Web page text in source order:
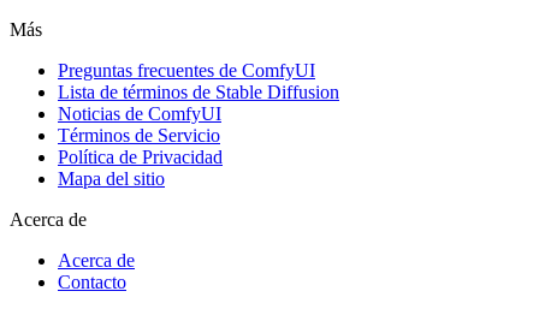
Más
Preguntas frecuentes de ComfyUI
Lista de términos de Stable Diffusion
Noticias de ComfyUI
Términos de Servicio
Política de Privacidad
Mapa del sitio
Acerca de
Acerca de
Contacto